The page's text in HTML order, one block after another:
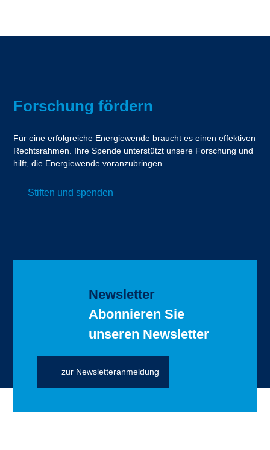
Forschung fördern
Für eine erfolgreiche Energiewende braucht es einen effektiven
Rechtsrahmen. Ihre Spende unterstützt unsere Forschung und
hilft, die Energiewende voranzubringen.
Stiften und spenden
Newsletter
Abonnieren Sie
unseren Newsletter
zur Newsletteranmeldung